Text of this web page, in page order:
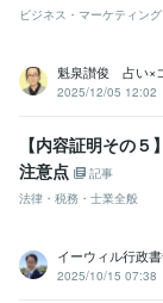
ビジネス・マーケティング
魁泉讃俊 占い×
2025/12/05 12:02
【内容証明その
注意点
記事
法律・税務・士業全般
イーウィル行政
2025/10/15 07:38